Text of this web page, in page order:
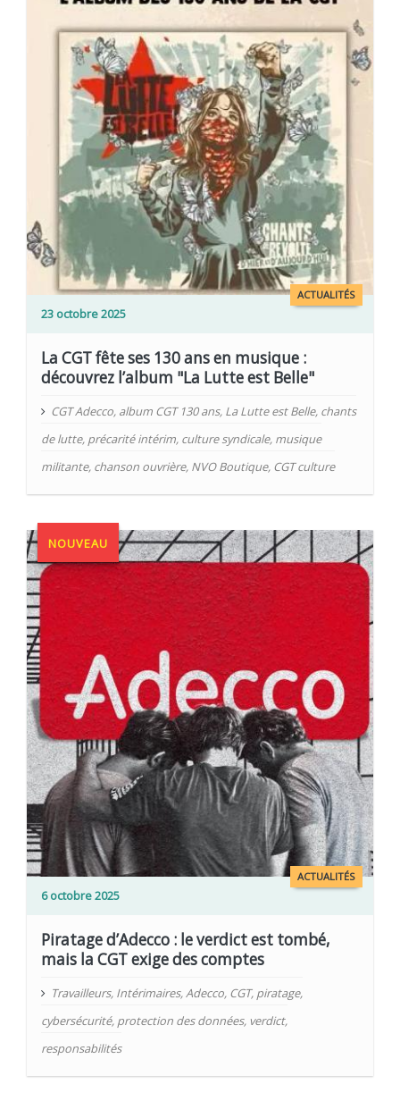
ACTUALITÉS
23 octobre 2025
La CGT fête ses 130 ans en musique :
découvrez l’album "La Lutte est Belle"
CGT Adecco, album CGT 130 ans, La Lutte est Belle, chants
de lutte, précarité intérim, culture syndicale, musique
militante, chanson ouvrière, NVO Boutique, CGT culture
NOUVEAU
ACTUALITÉS
6 octobre 2025
Piratage d’Adecco : le verdict est tombé,
mais la CGT exige des comptes
Travailleurs, Intérimaires,Adecco, CGT, piratage,
cybersécurité, protection des données, verdict,
responsabilités